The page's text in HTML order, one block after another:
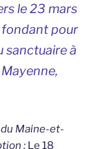
le 23 mars
fondant pour
sanctuaire à
du Maine-et-
: Le 18